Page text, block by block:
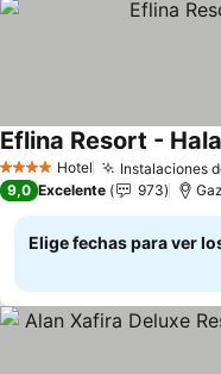
4 EstrellasHotel Instalaciones
Eflina Resort -
9,0 Excelente 973
Elige fechas para ver